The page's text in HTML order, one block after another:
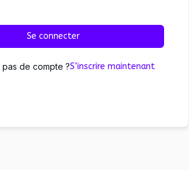
Se connecter
pas de compte ?S’inscrire maintenant